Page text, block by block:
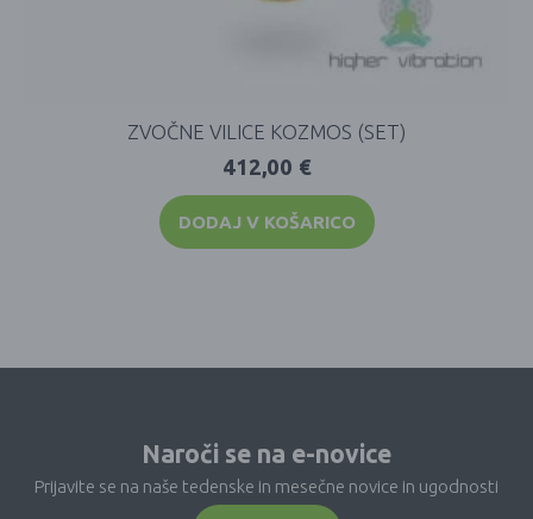
ZVOČNE VILICE KOZMOS (SET)
412,00 €
DODAJ V KOŠARICO
Naroči se na e-novice
Prijavite se na naše tedenske in mesečne novice in ugodnosti